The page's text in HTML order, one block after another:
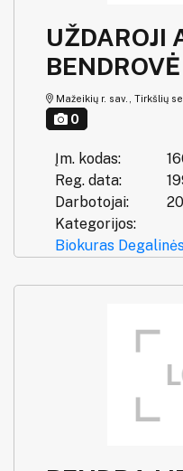
UŽDAROJI
Mažeikių r. sav., Tirkšlių
0
Įm. kodas:
Reg. data:
Darbotojai:
Kategorijos:
Biokuras